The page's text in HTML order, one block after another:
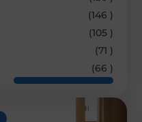
(146 )
(105 )
(71 )
(66 )